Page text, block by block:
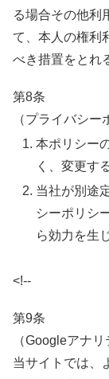
る場合その他利
て、本人の権利
べき措置をとれ
第8条
（プライバシー
本ポリシー
く、変更す
当社が別途
シーポリシ
ら効力を生
<!--
第9条
（Googleアナ
当サイトでは、